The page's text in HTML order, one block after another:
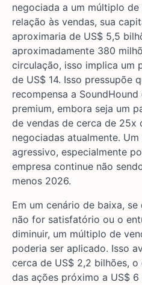
negociada a um múltiplo
relação às vendas, sua
aproximaria de US$ 5,5
aproximadamente 380
circulação, isso implica um
de US$ 14. Isso pressupõe
recompensa a
premium, embora seja um
de vendas de cerca de 25x
negociadas atualmente.
agressivo, especialmente
empresa continue não
menos 2026.
Em um cenário de baixa,
não for satisfatório ou o
diminuir, um múltiplo de
poderia ser aplicado. Isso
cerca de US$ 2,2 bilhões,
das ações próximo a US$ 6